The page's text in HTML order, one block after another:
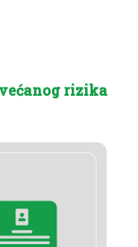
rizika